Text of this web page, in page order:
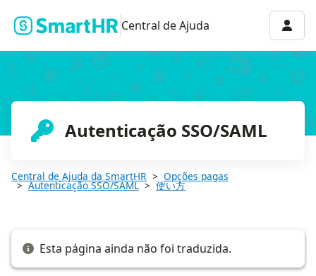
Central de Ajuda
Autenticação SSO/SAML
Central de Ajuda da SmartHR Opções pagas
Autenticação SSO/SAML 使い方
Esta página ainda não foi traduzida.